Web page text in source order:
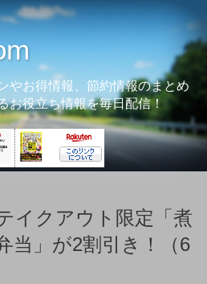
やお得情報、節約情報のまとめ
お役立ち情報を毎日配信！
イクアウト限定「煮
当」が2割引き！（6